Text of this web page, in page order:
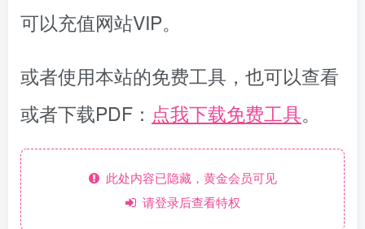
可以充值网站VIP。
或者使用本站的免费工具，也可以查看
或者下载PDF： 点我下载免费工具。
此处内容已隐藏，黄金会员可见
请登录后查看特权